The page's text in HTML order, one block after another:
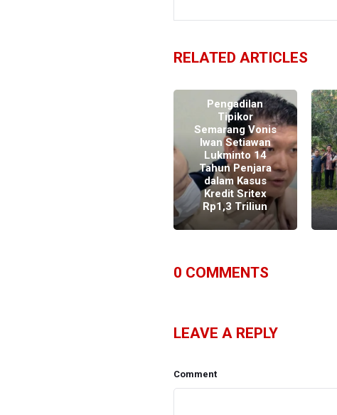
RELATED ARTICLES
Pengadilan
Tipikor
Semarang Vonis
Iwan Setiawan
Lukminto 14
Tahun Penjara
dalam Kasus
Kredit Sritex
Rp1,3 Triliun
0 COMMENTS
LEAVE A REPLY
Comment